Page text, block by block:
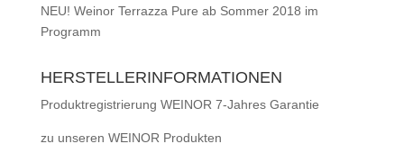
NEU! Weinor Terrazza Pure ab Sommer 2018 im
Programm
HERSTELLERINFORMATIONEN
Produktregistrierung WEINOR 7-Jahres Garantie
zu unseren WEINOR Produkten